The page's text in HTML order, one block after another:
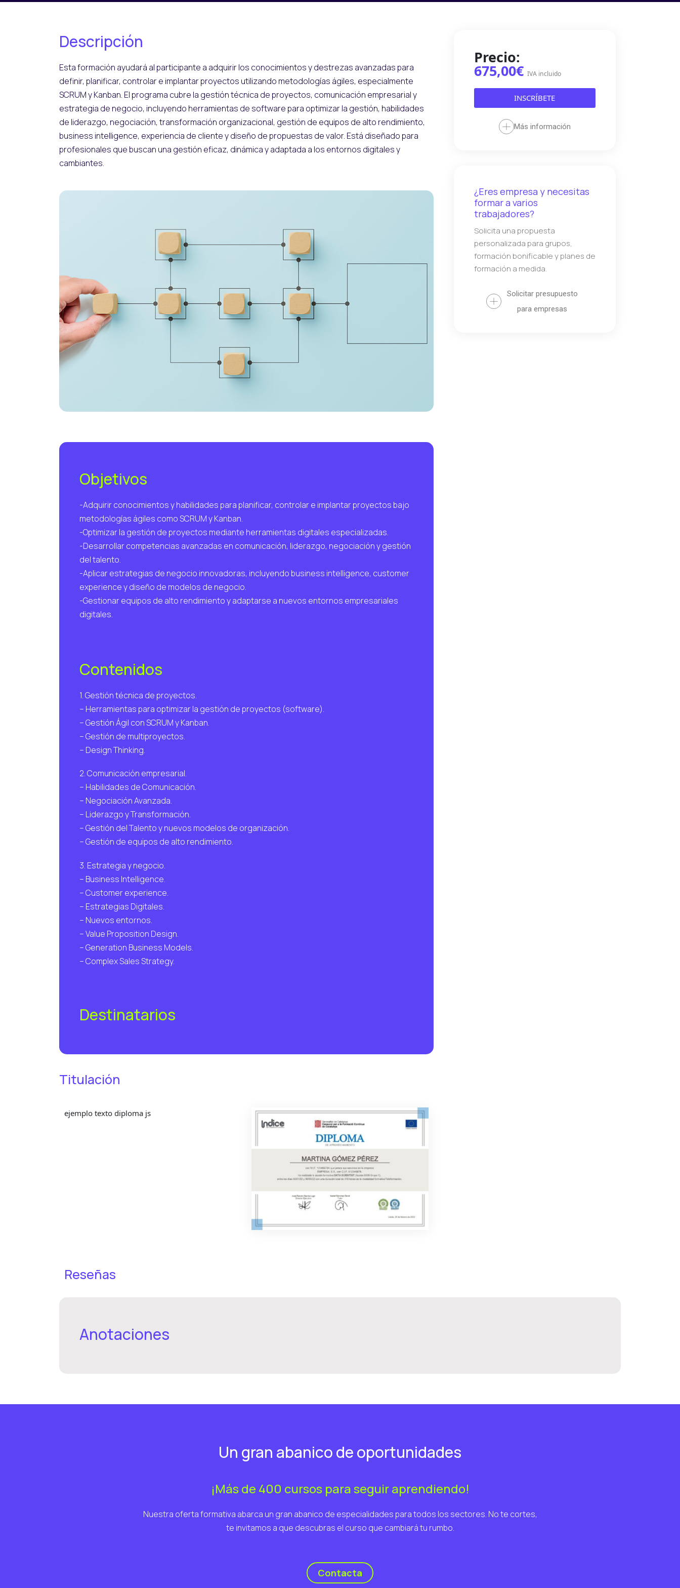
Descripción
Esta formación ayudará al participante a adquirir los conocimientos y destrezas avanzadas para
definir, planificar, controlar e implantar proyectos utilizando metodologías ágiles, especialmente
SCRUM y Kanban. El programa cubre la gestión técnica de proyectos, comunicación empresarial y
estrategia de negocio, incluyendo herramientas de software para optimizar la gestión, habilidades
de liderazgo, negociación, transformación organizacional, gestión de equipos de alto rendimiento,
business intelligence, experiencia de cliente y diseño de propuestas de valor. Está diseñado para
profesionales que buscan una gestión eficaz, dinámica y adaptada a los entornos digitales y
cambiantes.
Objetivos
-Adquirir conocimientos y habilidades para planificar, controlar e implantar proyectos bajo
metodologías ágiles como SCRUM y Kanban.
-Optimizar la gestión de proyectos mediante herramientas digitales especializadas.
-Desarrollar competencias avanzadas en comunicación, liderazgo, negociación y gestión
del talento.
-Aplicar estrategias de negocio innovadoras, incluyendo business intelligence, customer
experience y diseño de modelos de negocio.
-Gestionar equipos de alto rendimiento y adaptarse a nuevos entornos empresariales
digitales.
Contenidos
1. Gestión técnica de proyectos.
– Herramientas para optimizar la gestión de proyectos (software).
– Gestión Ágil con SCRUM y Kanban.
– Gestión de multiproyectos.
– Design Thinking.
2. Comunicación empresarial.
– Habilidades de Comunicación.
– Negociación Avanzada.
– Liderazgo y Transformación.
– Gestión del Talento y nuevos modelos de organización.
– Gestión de equipos de alto rendimiento.
3. Estrategia y negocio.
– Business Intelligence.
– Customer experience.
– Estrategias Digitales.
– Nuevos entornos.
– Value Proposition Design.
– Generation Business Models.
– Complex Sales Strategy.
Destinatarios
Titulación
ejemplo texto diploma js
Precio:
675,00€ IVA incluido
INSCRÍBETE
Más información
¿Eres empresa y necesitas
formar a varios
trabajadores?
Solicita una propuesta
personalizada para grupos,
formación bonificable y planes de
formación a medida.
Solicitar presupuesto
para empresas
Reseñas
Anotaciones
Un gran abanico de oportunidades
¡Más de 400 cursos para seguir aprendiendo!
Nuestra oferta formativa abarca un gran abanico de especialidades para todos los sectores. No te cortes,
te invitamos a que descubras el curso que cambiará tu rumbo.
Contacta